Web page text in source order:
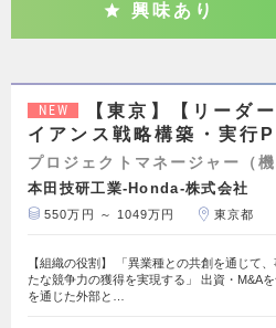
興味あり
NEW
【東京】【リーダ
イアンス戦略構築・実行
プロジェクトマネージャー（機
本田技研工業-Honda-株式会社
550万円 ～ 1049万円 東京都
【組織の役割】 「異業種との共創を通じて
たな競争力の獲得を実現する」 出資・M&A
を通じた外部と…